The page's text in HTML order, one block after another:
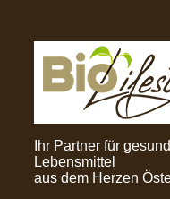
Ihr Partner für
Lebensmittel
aus dem Herzen